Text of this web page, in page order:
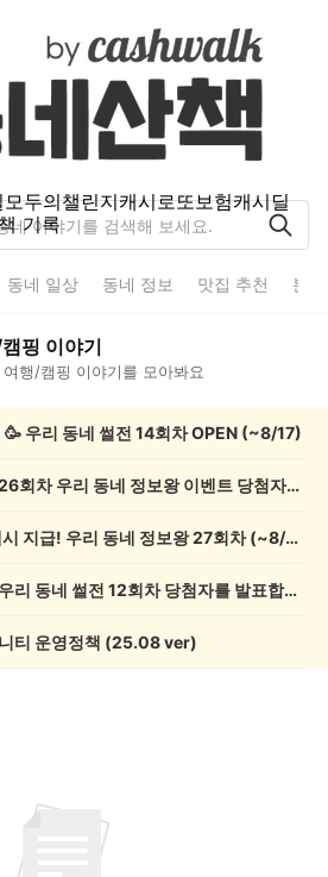
모두의챌린지캐시로또보험캐시딜
기록
동네 일상 동네 정보 맛집 추천 분
핑 이야기
여행/캠핑 이야기를 모아봐요
우리 동네 썰전 14회차 OPEN (~8/17)
💰[당첨자 발표] 26회차 우리 동네 정보왕 이벤트 당첨자를 발표합니다!
💸 전원 2,000캐시 지급! 우리 동네 정보왕 27회차 (~8/10)
💰[당첨자 발표] 우리 동네 썰전 12회차 당첨자를 발표합니다!
티 운영정책 (25.08 ver)